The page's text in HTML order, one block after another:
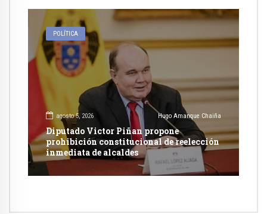
POLÍTICA
agosto 5, 2026 Hugo Amanque Chaiña
Diputado Victor Piñan propone
prohibición constitucional de reelección
inmediata de alcaldes